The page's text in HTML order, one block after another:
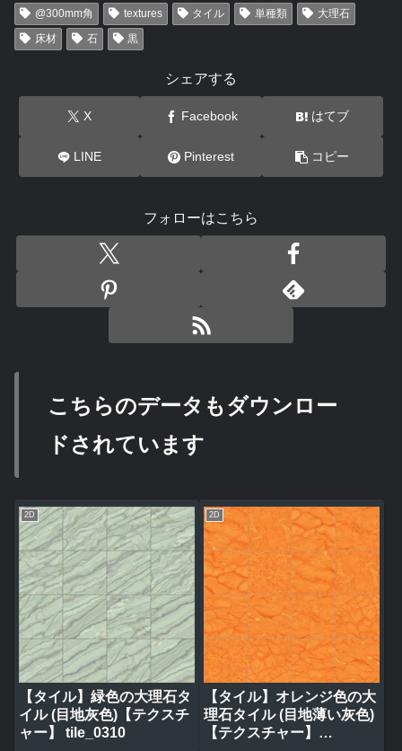
@300mm角
textures タイル 単種類
大理石
床材
石 黒
シェアする
X Facebook はてブ
LINE Pinterest コピー
フォローはこちら
こちらのデータもダウンロー
ドされています
2D
【タイル】緑色の大理石タ
イル (目地灰色)【テクスチ
ャー】 tile_0310
2D
【タイル】オレンジ色の大
理石タイル (目地薄い灰色)
【テクスチャー】